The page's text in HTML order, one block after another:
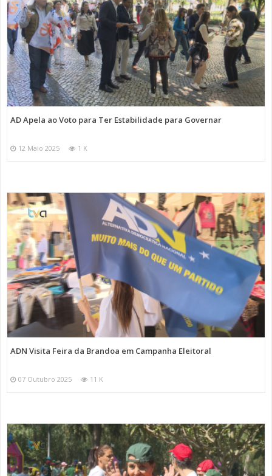
AD Apela ao Voto para Ter Estabilidade para Governar
12 Maio 2025 1 K
ADN Visita Feira da Brandoa em Campanha Eleitoral
07 Outubro 2025 11 K